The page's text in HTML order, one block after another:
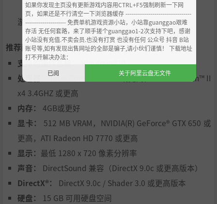
外围设备：键盘和鼠标
游戏激活需要互联网连接。
推荐配置:
支持的操作系统：
Windows®10
处理器：Intel Core™ i5-3570 或更高，AMD Phenom™ II
x4 3.4GHZ 或更高
内存：
4GB或更好
显卡：
512 MB VRAM，NVIDIA(R) GeForce® GTX 650 或
更高，ATI Radeon HD 7770 或更高
显示： 最低 1280 x 720 像素分辨率
声音：
DirectSound 兼容（DirectX 9.0c 或更高版本）
DirectX®：
DirectX 9.0c / Shader 3.0 或更高版本
硬盘：
15 GB 可用硬盘空间
如果你发现主页没有更新游戏内容用CTRL+F5强制刷新一下网
页，如果还是不行清空一下浏览器缓存 ----------------------------------
--------------------- 免费单机游戏资源小站，小站靠guanggao艰难
存活 无任何套路，来了顺手搓个guanggao1-2次支持下吧，感谢
小站没有充值.不卖会员.也没有打赏 也没有任何 公众号 抖音 B站
账号等,如有发现出售网址的全部是骗子,请小伙们谨慎！ 下载地址
打不开解决办法：
已阅
关于阿里云盘无文件